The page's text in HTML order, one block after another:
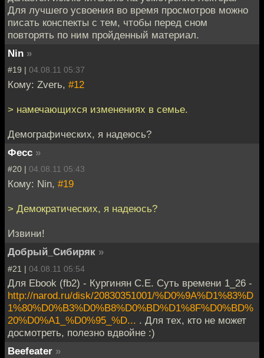
Для лучшего усвоения во время просмотров можно
писать конспекты с тем, чтобы перед сном
повторять по ним пройденный материал.
Nin »
#19 | 04.08.11 05:37
Кому: Zverь, #12
> намечающихся изменениях в семье.
Демографических, я надеюсь?
Фесс »
#20 | 04.08.11 05:43
Кому: Nin, #19
> Демократических, я надеюсь?
Извини!
Добрый_Сибиряк »
#21 | 04.08.11 05:54
Для Ebook (fb2) - Кургинян С.Е. Суть времени 1_26 -
http://narod.ru/disk/20830351001/%D0%9A%D1%83%D
1%80%D0%B3%D0%B8%D0%BD%D1%8F%D0%BD%
20%D0%A1_%D0%95_%D... . Для тех, кто не может
досмотреть, полезно вдвойне :)
Beefeater »